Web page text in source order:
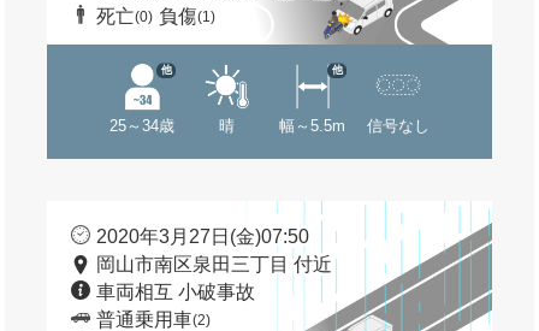
死亡(0) 負傷(1)
25～34歳
他
晴 幅～5.5m
他
信号なし
2020年3月27日(金)07:50
岡山市南区泉田三丁目 付近
車両相互 小破事故
普通乗用車(2)